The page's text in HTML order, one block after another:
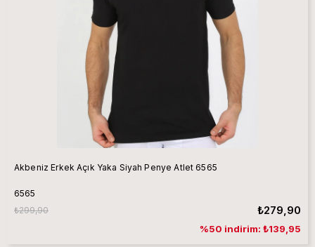
Akbeniz Erkek Açık Yaka Siyah Penye Atlet 6565
6565
₺279,90
₺299,90
%50 indirim: ₺139,95